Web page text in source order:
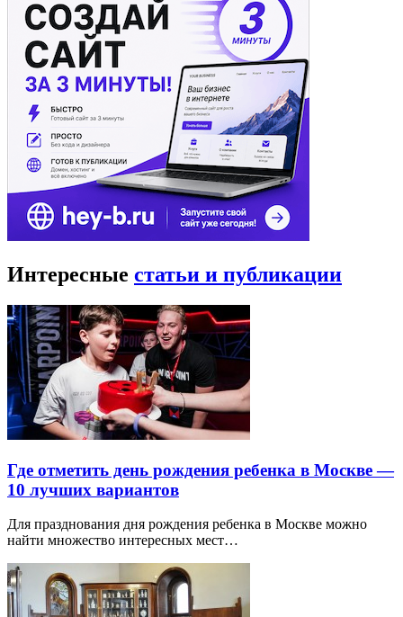
Интересные статьи и публикации
Где отметить день рождения ребенка в Москве —
10 лучших вариантов
Для празднования дня рождения ребенка в Москве можно
найти множество интересных мест…